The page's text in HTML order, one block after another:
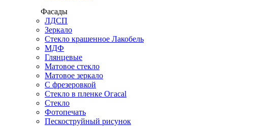
Фасады
ЛДСП
Зеркало
Стекло крашенное Лакобель
МДФ
Глянцевые
Матовое стекло
Матовое зеркало
С фрезеровкой
Стекло в пленке Огасаl
Стекло
Фотопечать
Пескоструйный рисунок